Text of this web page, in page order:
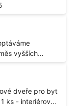
vyšších
- účelem je
870 kg / m3
ks - interiérové